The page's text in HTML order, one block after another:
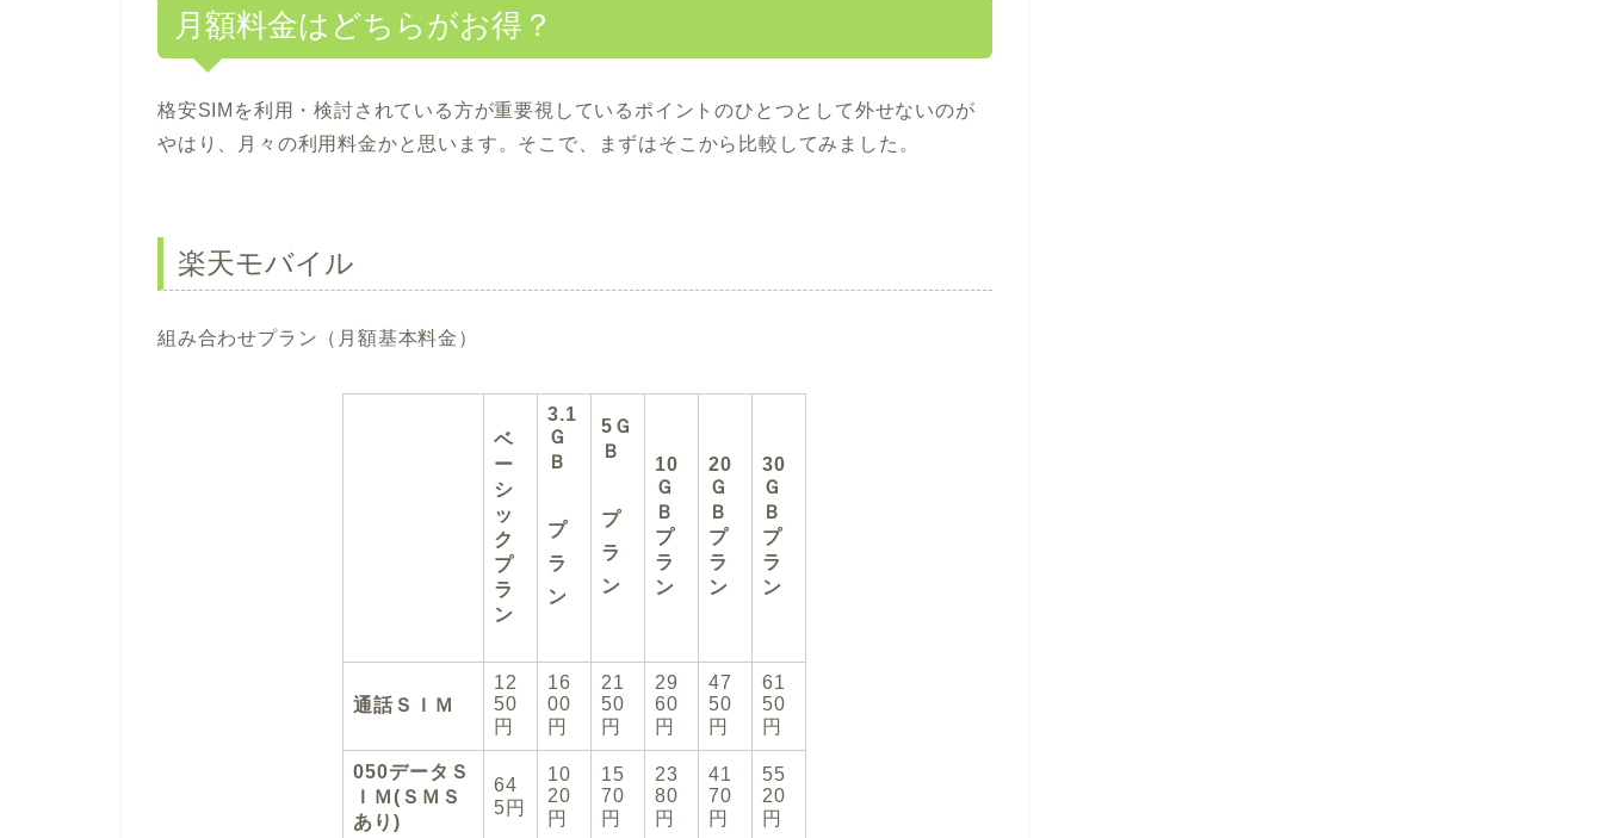
月額料金はどちらがお得？
格安SIMを利用・検討されている方が重要視しているポイントのひとつとして外せないのが
やはり、月々の利用料金かと思います。そこで、まずはそこから比較してみました。
楽天モバイル
組み合わせプラン（月額基本料金）
ベ
ー
シ
ッ
ク
プ
ラ
ン
3.1
Ｇ
Ｂ
プ
ラ
ン
5Ｇ
Ｂ
プ
ラ
ン
10
Ｇ
Ｂ
プ
ラ
ン
20
Ｇ
Ｂ
プ
ラ
ン
30
Ｇ
Ｂ
プ
ラ
ン
通話ＳＩＭ
12
50
円
16
00
円
21
50
円
29
60
円
47
50
円
61
50
円
050データＳ
ＩＭ(ＳＭＳ
あり)
64
5円
10
20
円
15
70
円
23
80
円
41
70
円
55
20
円